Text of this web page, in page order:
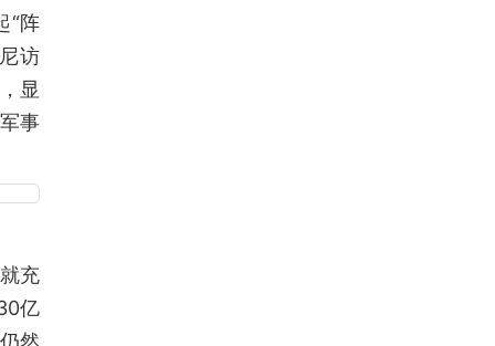
“阵
访
显
事
充
亿
然